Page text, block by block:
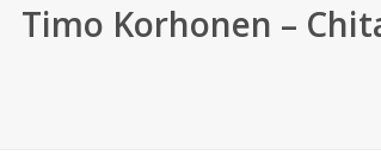
Timo Korhonen –